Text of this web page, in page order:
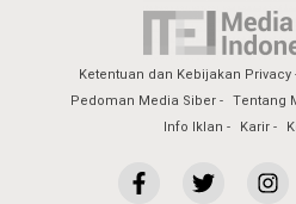
Ketentuan dan Kebijakan Privacy
Pedoman Media Siber
Tentang
Info Iklan
Karir